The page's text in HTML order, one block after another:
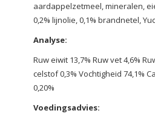
aardappelzetmeel, mineralen,
0,2% lijnolie, 0,1% brandnetel,
Analyse:
Ruw eiwit 13,7% Ruw vet 4,6%
celstof 0,3% Vochtigheid 74,1%
0,20%
Voedingsadvies: